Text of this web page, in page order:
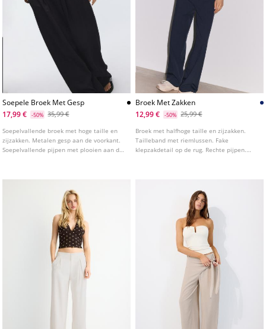
Soepele Broek Met Gesp
17,99 €
-50% 35,99 €
Soepelvallende broek met hoge taille en
zijzakken. Metalen gesp aan de voorkant.
Soepelvallende pijpen met plooien aan de
Broek Met Zakken
12,99 €
-50% 25,99 €
Broek met halfhoge taille en zijzakken.
Tailleband met riemlussen. Fake
klepzakdetail op de rug. Rechte pijpen.